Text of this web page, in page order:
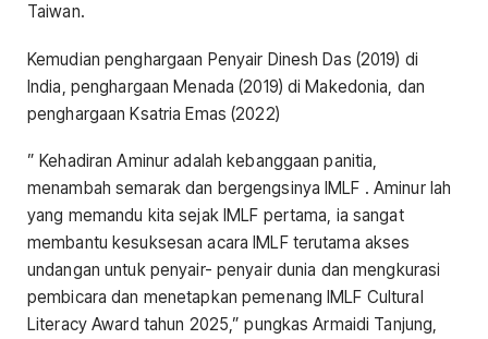
Taiwan.
Kemudian penghargaan Penyair Dinesh Das (2019) di
India, penghargaan Menada (2019) di Makedonia, dan
penghargaan Ksatria Emas (2022)
” Kehadiran Aminur adalah kebanggaan panitia,
menambah semarak dan bergengsinya IMLF . Aminur lah
yang memandu kita sejak IMLF pertama, ia sangat
membantu kesuksesan acara IMLF terutama akses
undangan untuk penyair- penyair dunia dan mengkurasi
pembicara dan menetapkan pemenang IMLF Cultural
Literacy Award tahun 2025,” pungkas Armaidi Tanjung,